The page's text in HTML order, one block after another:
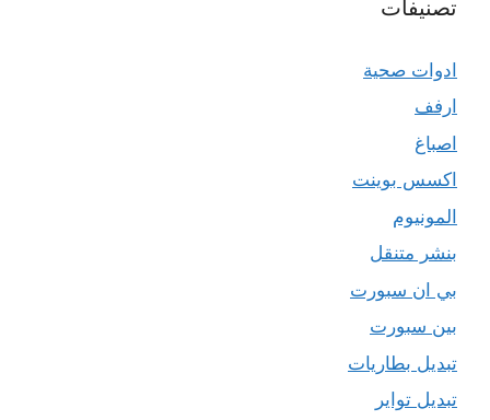
تصنيفات
ادوات صحية
ارفف
اصباغ
اكسس بوينت
المونيوم
بنشر متنقل
بي ان سبورت
بين سبورت
تبديل بطاريات
تبديل تواير